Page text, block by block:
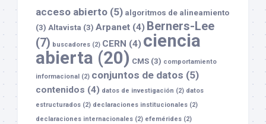
acceso abierto (5) algoritmos de alineamiento
(3) Altavista (3) Arpanet (4) Berners-Lee
(7) buscadores (2) CERN (4) ciencia
abierta (20) CMS (3) comportamiento
informacional (2) conjuntos de datos (5)
contenidos (4) datos de investigación (2) datos
estructurados (2) declaraciones institucionales (2)
declaraciones internacionales (2) efemérides (2)